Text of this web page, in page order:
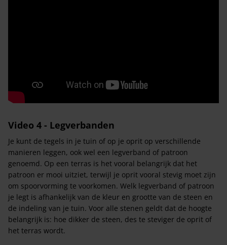
Video 4 - Legverbanden
Je kunt de tegels in je tuin of op je oprit op verschillende
manieren leggen, ook wel een legverband of patroon
genoemd. Op een terras is het vooral belangrijk dat het
patroon er mooi uitziet, terwijl je oprit vooral stevig moet zijn
om spoorvorming te voorkomen. Welk legverband of patroon
je legt is afhankelijk van de kleur en grootte van de steen en
de indeling van je tuin. Voor alle stenen geldt dat de hoogte
belangrijk is: hoe dikker de steen, des te steviger de oprit of
het terras wordt.